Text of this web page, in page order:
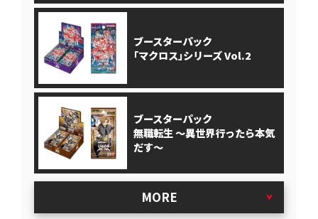
ブースターパック
｢マクロス｣シリーズ Vol.2
ブースターパック
無職転生 ～異世界行ったら本気
だす～
MORE